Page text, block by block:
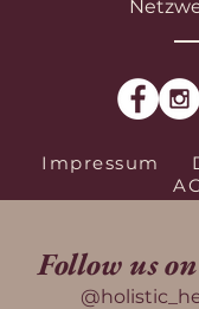
Impressum
Follow us